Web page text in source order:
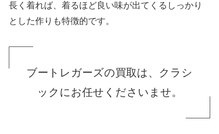
長く着れば、着るほど良い味が出てくるしっかり
とした作りも特徴的です。
ブートレガーズの買取は、クラシ
ックにお任せくださいませ。